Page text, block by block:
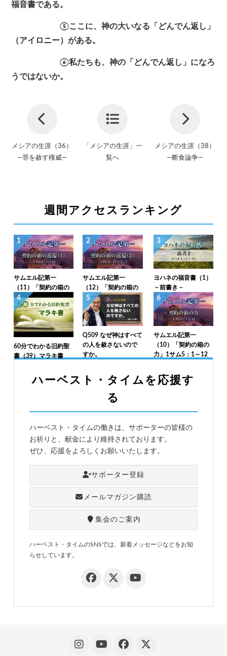
福音書である。
⑤ここに、神の大いなる「どんでん返し」
（アイロニー）がある。
⑥私たちも、神の「どんでん返し」になろ
うではないか。
メシアの生涯（36）
—罪を赦す権威—
「メシアの生涯」一
覧へ
メシアの生涯（38）
—断食論争—
週間アクセスランキング
1
サムエル記第一
（11）「契約の箱の
返還（1）」1サム6：
1～12
2
サムエル記第一
（12）「契約の箱の
返還（2）」1サム6：
13～7：1
3
ヨハネの福音書（1）
－前書き－
4
60分でわかる旧約聖
書（39）マラキ書
5
Q509 なぜ神はすべて
の人を赦さないので
すか。
6
サムエル記第一
（10）「契約の箱の
力」1サム5：1～12
ハーベスト・タイムを応援す
る
ハーベスト・タイムの働きは、サポーターの皆様の
お祈りと、献金により維持されております。
ぜひ、応援をよろしくお願いいたします。
サポーター登録
メールマガジン購読
集会のご案内
ハーベスト・タイムのSNSでは、新着メッセージなどをお知
らせしています。